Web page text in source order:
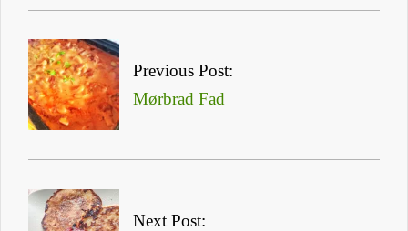
Previous Post:
Mørbrad Fad
Next Post: